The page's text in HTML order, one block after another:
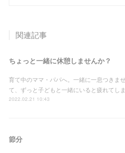
関連記事
ちょっと一緒に休憩しませんか？
育て中のママ・パパへ。一緒に一息つきま
て、ずっと子どもと一緒にいると疲れてし
2022.02.21 10:43
節分